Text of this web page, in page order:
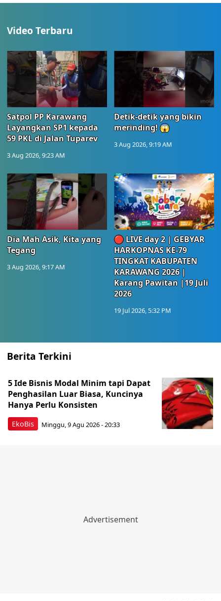
Video Terbaru
Satpol PP Karawang
Layangkan SP1 kepada
59 PKL di Jalan Tuparev
3 Aug 2026, 9:23 AM
Detik-detik yang bikin
merinding! 😱
3 Aug 2026, 9:19 AM
Dia Mah Asik, Kita yang
Tegang
3 Aug 2026, 9:17 AM
🔴 LIVE day 2 | GEBYAR
HARKOPNAS KE-79
TINGKAT KABUPATEN
KARAWANG 2026 |
Karang Pawitan |19 Juli
2026
19 Jul 2026, 5:32 PM
Berita Terkini
EkoBis
5 Ide Bisnis Modal Minim tapi Dapat
Penghasilan Luar Biasa, Kuncinya
Hanya Perlu Konsisten
Minggu, 9 Agu 2026 - 20:33